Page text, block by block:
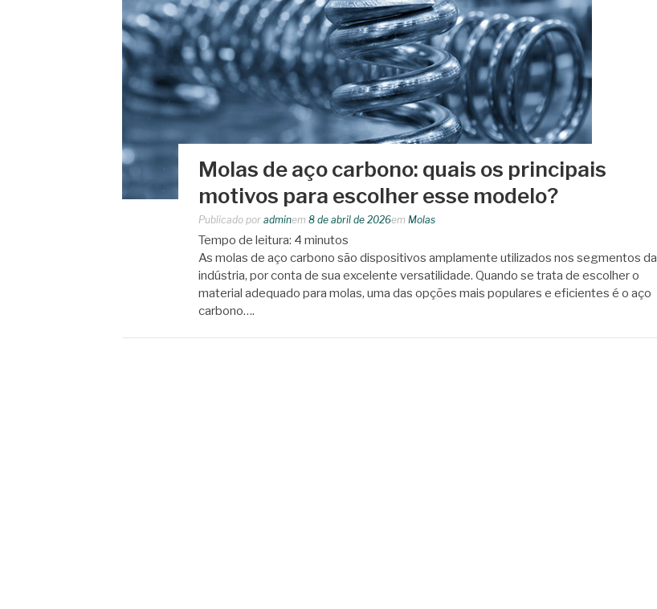
Molas de aço carbono: quais os principais
motivos para escolher esse modelo?
Publicado por adminem 8 de abril de 2026em Molas
Tempo de leitura: 4 minutos
As molas de aço carbono são dispositivos amplamente utilizados nos segmentos da
indústria, por conta de sua excelente versatilidade. Quando se trata de escolher o
material adequado para molas, uma das opções mais populares e eficientes é o aço
carbono….